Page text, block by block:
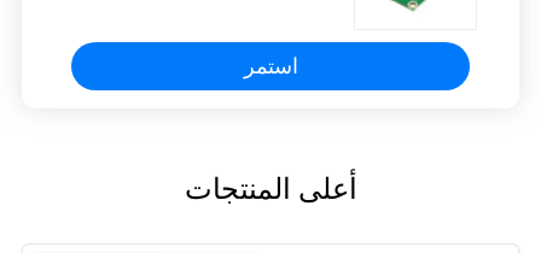
استمر
أعلى المنتجات